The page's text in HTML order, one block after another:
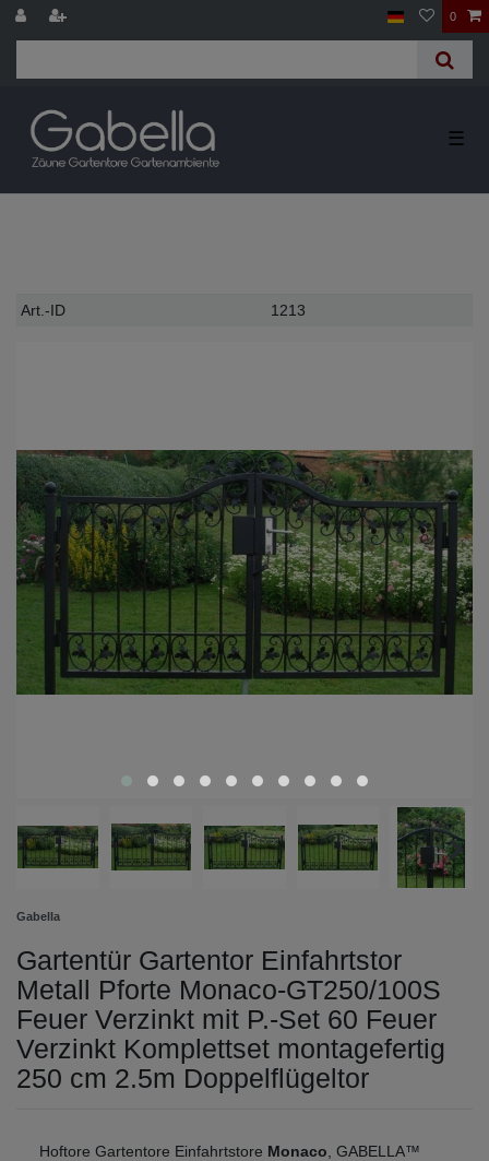
0
☰
Technisches
Wert
Art.-ID 1213
Gabella
Gartentür Gartentor Einfahrtstor
Metall Pforte Monaco-GT250/100S
Feuer Verzinkt mit P.-Set 60 Feuer
Verzinkt Komplettset montagefertig
250 cm 2.5m Doppelflügeltor
Hoftore Gartentore Einfahrtstore Monaco , GABELLA™